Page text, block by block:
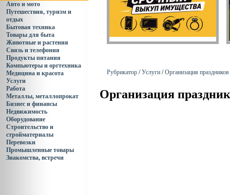
Авто и мото
Путешествия, туризм и
отдых
Бытовая техника
Товары для быта
Животные и растения
Связь и телефония
Продукты питания
Компьютеры и оргтехника
Медицина и красота
Услуги
Работа
Металлы, металлопрокат
Бизнес и финансы
Недвижимость
Оборудование
Строительство и
стройматериалы
Перевозки
Промышленные товары
Знакомства, встречи
Рубрикатор /Услуги /Организация праздников
Организация